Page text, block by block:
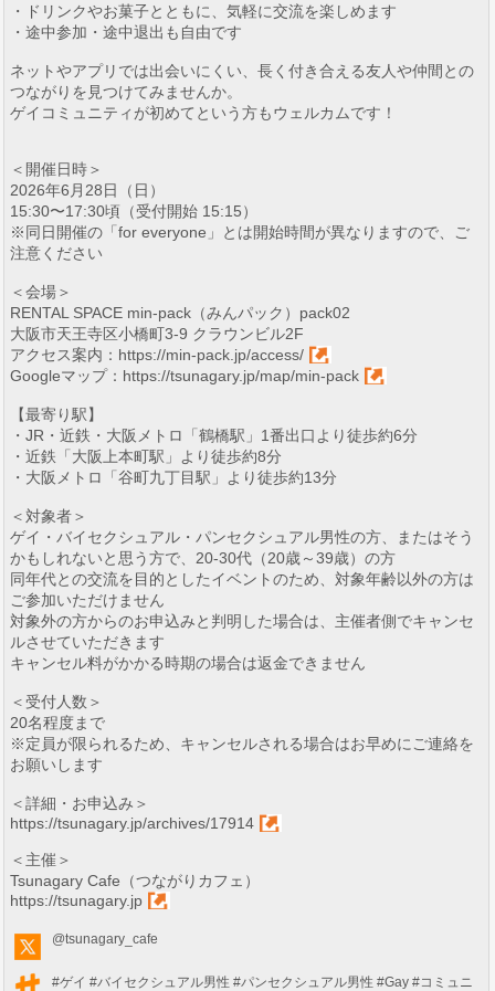
・ドリンクやお菓子とともに、気軽に交流を楽しめます
・途中参加・途中退出も自由です
ネットやアプリでは出会いにくい、長く付き合える友人や仲間との
つながりを見つけてみませんか。
ゲイコミュニティが初めてという方もウェルカムです！
＜開催日時＞
2026年6月28日（日）
15:30〜17:30頃（受付開始 15:15）
※同日開催の「for everyone」とは開始時間が異なりますので、ご
注意ください
＜会場＞
RENTAL SPACE min-pack（みんパック）pack02
大阪市天王寺区小橋町3-9 クラウンビル2F
アクセス案内： https://min-pack.jp/access/
Googleマップ： https://tsunagary.jp/map/min-pack
【最寄り駅】
・JR・近鉄・大阪メトロ「鶴橋駅」1番出口より徒歩約6分
・近鉄「大阪上本町駅」より徒歩約8分
・大阪メトロ「谷町九丁目駅」より徒歩約13分
＜対象者＞
ゲイ・バイセクシュアル・パンセクシュアル男性の方、またはそう
かもしれないと思う方で、20-30代（20歳～39歳）の方
同年代との交流を目的としたイベントのため、対象年齢以外の方は
ご参加いただけません
対象外の方からのお申込みと判明した場合は、主催者側でキャンセ
ルさせていただきます
キャンセル料がかかる時期の場合は返金できません
＜受付人数＞
20名程度まで
※定員が限られるため、キャンセルされる場合はお早めにご連絡を
お願いします
＜詳細・お申込み＞
https://tsunagary.jp/archives/17914
＜主催＞
Tsunagary Cafe（つながりカフェ）
https://tsunagary.jp
@tsunagary_cafe
#ゲイ #バイセクシュアル男性 #パンセクシュアル男性 #Gay #コミュニ